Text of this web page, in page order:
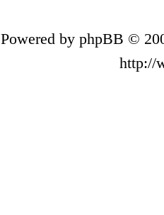
Powered by phpBB ©
http://